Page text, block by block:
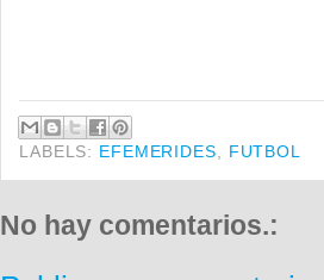
LABELS: EFEMERIDES FUTBOL
No hay comentarios.: